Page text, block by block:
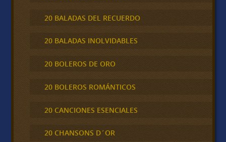
20 BALADAS DEL RECUERDO
20 BALADAS INOLVIDABLES
20 BOLEROS DE ORO
20 BOLEROS ROMÁNTICOS
20 CANCIONES ESENCIALES
20 CHANSONS D´OR